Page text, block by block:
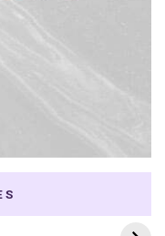
Dramas com
e Khaotung